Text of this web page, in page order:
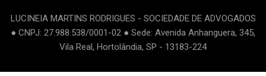
LUCINEIA MARTINS RODRIGUES - SOCIEDADE DE ADVOGADOS
● CNPJ: 27.988.538/0001-02 ● Sede: Avenida Anhanguera, 345,
Vila Real, Hortolândia, SP - 13183-224